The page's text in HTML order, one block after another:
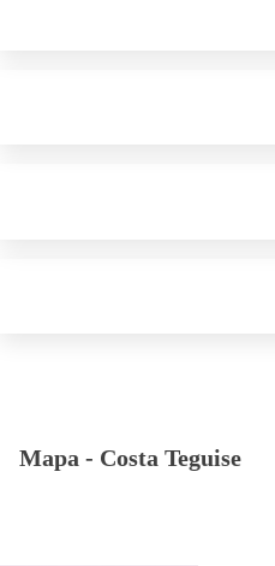
Mapa - Costa Teguise